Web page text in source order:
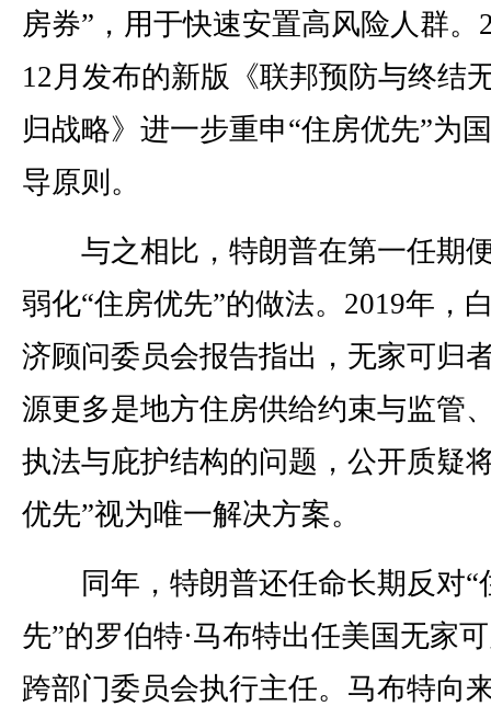
房券”，用于快速安置高风险人群。
12月发布的新版《联邦预防与终结
归战略》进一步重申“住房优先”为
导原则。
与之相比，特朗普在第一任期
弱化“住房优先”的做法。2019年，
济顾问委员会报告指出，无家可归
源更多是地方住房供给约束与监管
执法与庇护结构的问题，公开质疑
优先”视为唯一解决方案。
同年，特朗普还任命长期反对“
先”的罗伯特·马布特出任美国无家
跨部门委员会执行主任。马布特向